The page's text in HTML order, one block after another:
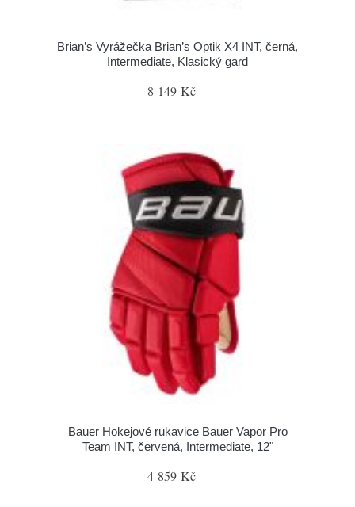
Brian’s Vyrážečka Brian’s Optik X4 INT, černá,
Intermediate, Klasický gard
8 149 Kč
Bauer Hokejové rukavice Bauer Vapor Pro
Team INT, červená, Intermediate, 12"
4 859 Kč